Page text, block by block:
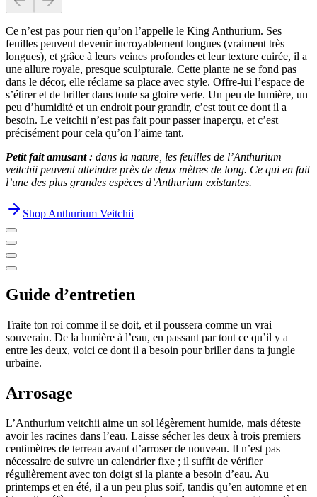
Ce n’est pas pour rien qu’on l’appelle le King Anthurium. Ses
feuilles peuvent devenir incroyablement longues (vraiment très
longues), et grâce à leurs veines profondes et leur texture cuirée, il a
une allure royale, presque sculpturale. Cette plante ne se fond pas
dans le décor, elle réclame sa place avec style. Offre-lui l’espace de
s’étirer et de briller dans toute sa gloire verte. Un peu de lumière, un
peu d’humidité et un endroit pour grandir, c’est tout ce dont il a
besoin. Le veitchii n’est pas fait pour passer inaperçu, et c’est
précisément pour cela qu’on l’aime tant.
Petit fait amusant : dans la nature, les feuilles de l’Anthurium
veitchii peuvent atteindre près de deux mètres de long. Ce qui en fait
l’une des plus grandes espèces d’Anthurium existantes.
Shop Anthurium Veitchii
Guide d’entretien
Traite ton roi comme il se doit, et il poussera comme un vrai
souverain. De la lumière à l’eau, en passant par tout ce qu’il y a
entre les deux, voici ce dont il a besoin pour briller dans ta jungle
urbaine.
Arrosage
L’Anthurium veitchii aime un sol légèrement humide, mais déteste
avoir les racines dans l’eau. Laisse sécher les deux à trois premiers
centimètres de terreau avant d’arroser de nouveau. Il n’est pas
nécessaire de suivre un calendrier fixe ; il suffit de vérifier
régulièrement avec ton doigt si la plante a besoin d’eau. Au
printemps et en été, il a un peu plus soif, tandis qu’en automne et en